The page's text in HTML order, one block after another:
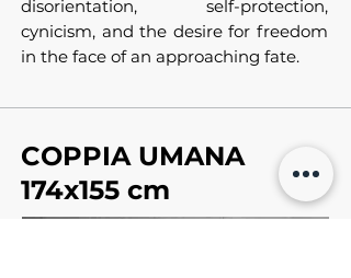
disorientation, self-protection,
cynicism, and the desire for freedom
in the face of an approaching fate.
COPPIA UMANA
174x155 cm